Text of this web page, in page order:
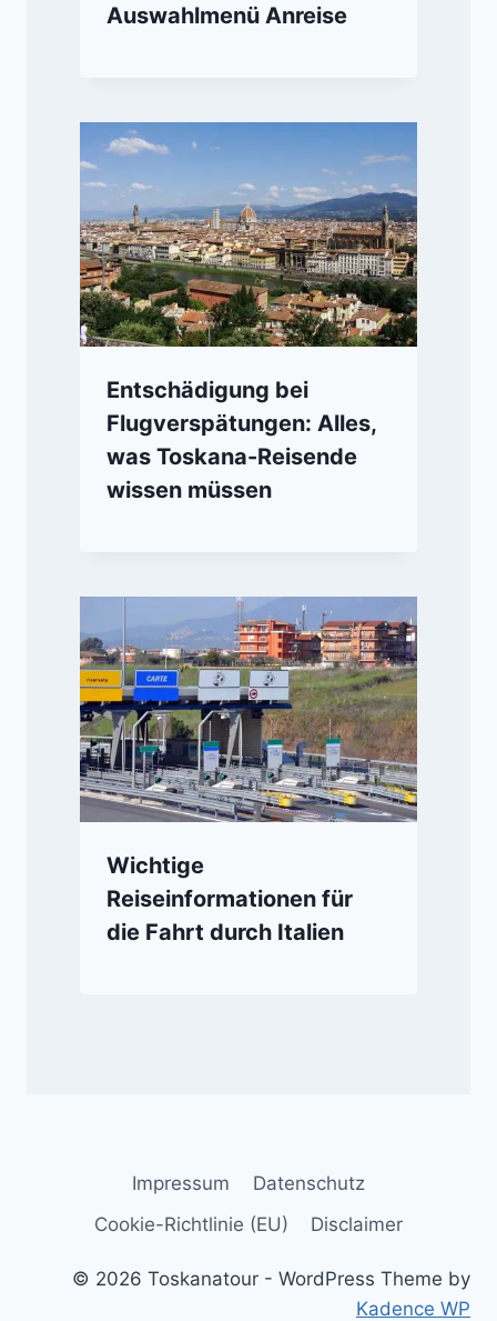
Auswahlmenü Anreise
Entschädigung bei
Flugverspätungen: Alles,
was Toskana-Reisende
wissen müssen
Wichtige
Reiseinformationen für
die Fahrt durch Italien
Impressum
Datenschutz
Cookie-Richtlinie (EU)
Disclaimer
© 2026 Toskanatour - WordPress Theme by
Kadence WP